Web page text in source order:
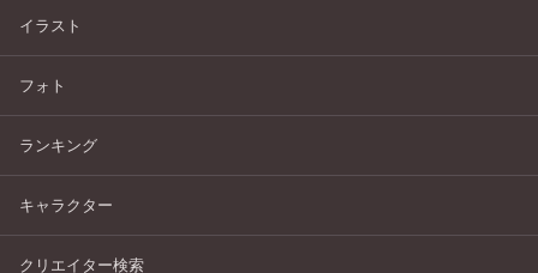
イラスト
フォト
ランキング
キャラクター
クリエイター検索